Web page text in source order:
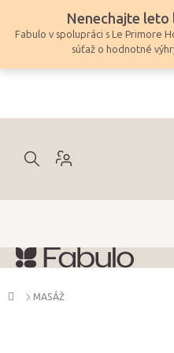
obsah
Nenechajte
Fabulo v spolupráci s Le Primore
súťaž o hodnotné
Domov
MASÁŽ